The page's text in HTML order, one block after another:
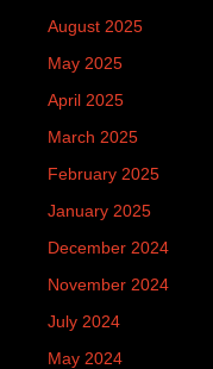
August 2025
May 2025
April 2025
March 2025
February 2025
January 2025
December 2024
November 2024
July 2024
May 2024